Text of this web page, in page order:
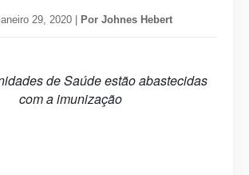
janeiro 29, 2020 | Por Johnes Hebert
de Saúde estão abastecidas
com a imunização